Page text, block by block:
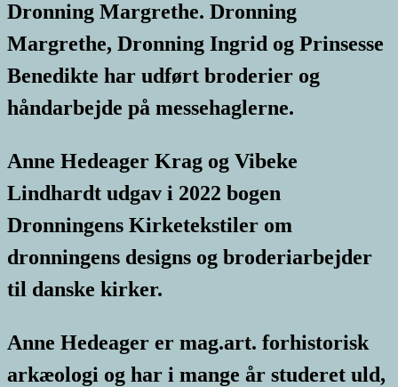
Dronning Margrethe. Dronning
Margrethe, Dronning Ingrid og Prinsesse
Benedikte har udført broderier og
håndarbejde på messehaglerne.
Anne Hedeager Krag og Vibeke
Lindhardt udgav i 2022 bogen
Dronningens Kirketekstiler om
dronningens designs og broderiarbejder
til danske kirker.
Anne Hedeager er mag.art. forhistorisk
arkæologi og har i mange år studeret uld,